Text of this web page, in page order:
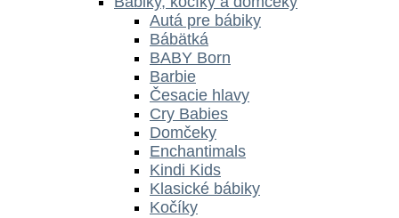
Autá pre bábiky
Bábätká
BABY Born
Barbie
Česacie hlavy
Cry Babies
Domčeky
Enchantimals
Kindi Kids
Klasické bábiky
Kočíky